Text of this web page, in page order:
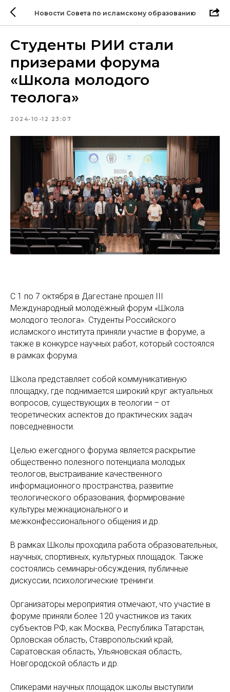
Новости Совета по исламскому образованию
Студенты РИИ стали
призерами форума
«Школа молодого
теолога»
2024-10-12 23:07
С 1 по 7 октября в Дагестане прошел III
Международный молодёжный форум «Школа
молодого теолога». Студенты Российского
исламского института приняли участие в форуме, а
также в конкурсе научных работ, который состоялся
в рамках форума.
Школа представляет собой коммуникативную
площадку, где поднимается широкий круг актуальных
вопросов, существующих в теологии – от
теоретических аспектов до практических задач
повседневности.
Целью ежегодного форума является раскрытие
общественно полезного потенциала молодых
теологов, выстраивание качественного
информационного пространства, развитие
теологического образования, формирование
культуры межнационального и
межконфессионального общения и др.
В рамках Школы проходила работа образовательных,
научных, спортивных, культурных площадок. Также
состоялись семинары-обсуждения, публичные
дискуссии, психологические тренинги.
Организаторы мероприятия отмечают, что участие в
форуме приняли более 120 участников из таких
субъектов РФ, как Москва, Республика Татарстан,
Орловская область, Ставропольский край,
Саратовская область, Ульяновская область,
Новгородской область и др.
Спикерами научных площадок школы выступили